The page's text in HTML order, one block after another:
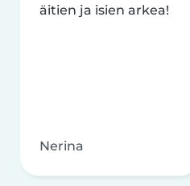
äitien ja isien arkea!
Nerina